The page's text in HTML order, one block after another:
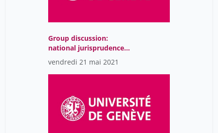
Group discussion:
national jurisprudence
invoking the CRC
vendredi 21 mai 2021